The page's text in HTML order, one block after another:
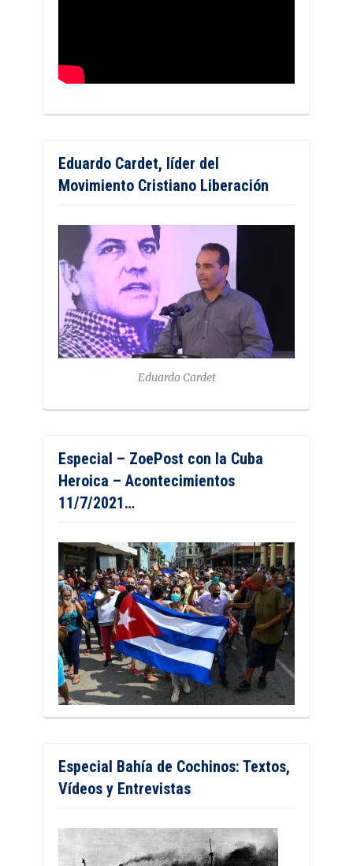
Eduardo Cardet, líder del
Movimiento Cristiano Liberación
Eduardo Cardet
Especial – ZoePost con la Cuba
Heroica – Acontecimientos
11/7/2021…
Especial Bahía de Cochinos: Textos,
Vídeos y Entrevistas